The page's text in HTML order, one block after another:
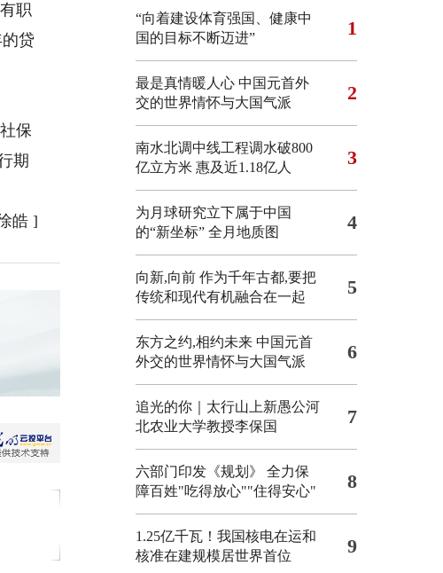
职
贷
保
期
皓 ]
“向着建设体育强国、健康中
国的目标不断迈进”
1
最是真情暖人心 中国元首外
交的世界情怀与大国气派
2
南水北调中线工程调水破800
亿立方米 惠及近1.18亿人
3
为月球研究立下属于中国
的“新坐标” 全月地质图 4
向新,向前 作为千年古都,要把
传统和现代有机融合在一起
5
东方之约,相约未来 中国元首
外交的世界情怀与大国气派
6
追光的你｜太行山上新愚公河
北农业大学教授李保国
7
六部门印发《规划》 全力保
障百姓"吃得放心""住得安心"
8
1.25亿千瓦！我国核电在运和
核准在建规模居世界首位
9